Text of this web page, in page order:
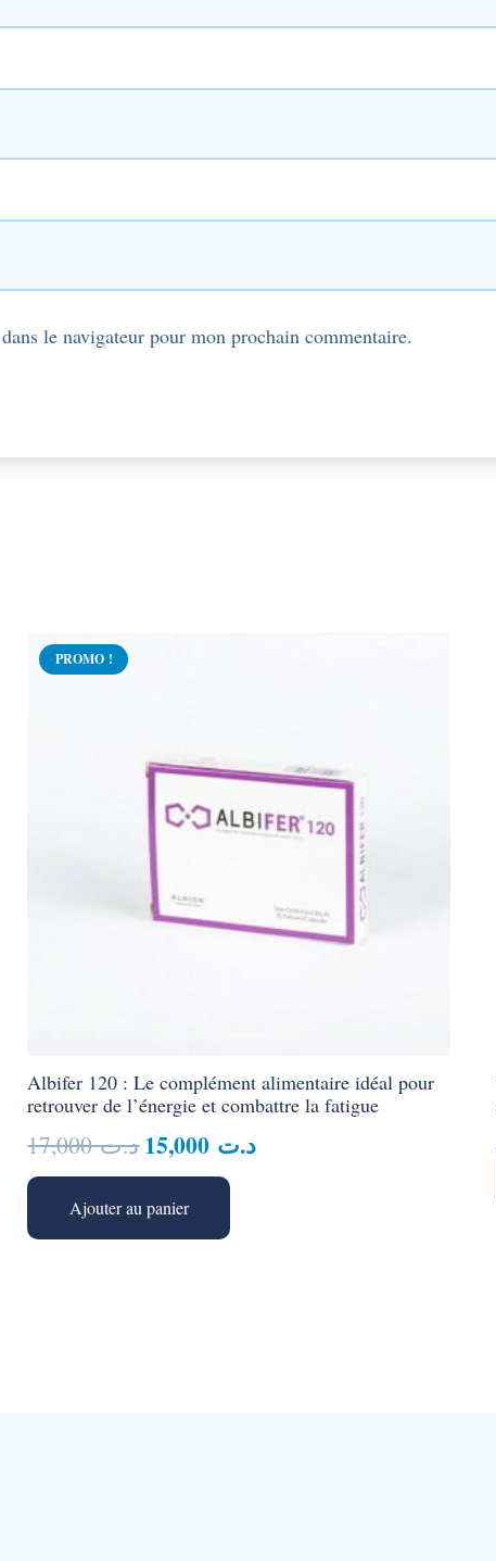
le navigateur pour mon prochain commentaire.
PROMO !
Albifer 120 : Le complément alimentaire idéal pour
retrouver de l’énergie et combattre la fatigue
د.ت17,000
Le
prix
initial
était :
د.تLe
Ajouter au panier